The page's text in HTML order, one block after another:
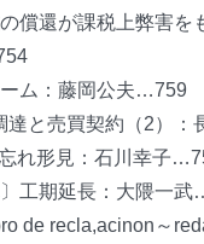
償還が課税上弊害
ム：藤岡公夫…759
達と売買契約（2）
れ形見：石川幸子
工期延長：大隈一
de recla,acinon～